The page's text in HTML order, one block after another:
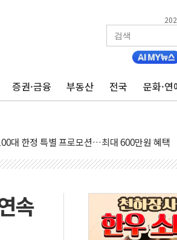
증권·금융 부동산 전국 문화·연
리얼즈, 세종 제조2동 사용승인…폴리머 증설
계학습과 건강데이터 거버넌스' 학술대회
용 사장 "레버리지 보다 미래 성장 이끌 산업
선 확대...여행객 수요도 ↑
, 美 빅테크 데이터센터에 9560억원 발전설비
, 아틀라스 타고 공항 간다…여행 지원금도 제공
관 '주52시간 예외 필요' 주장에 노동장관 반
업이익 412억원...전년 比 64.3% '쑥'
멘트·건자재업계…안전관리 '뉴노멀'
사방 조주빈, 감형 노리고 헌법소원 냈으나 기각
속